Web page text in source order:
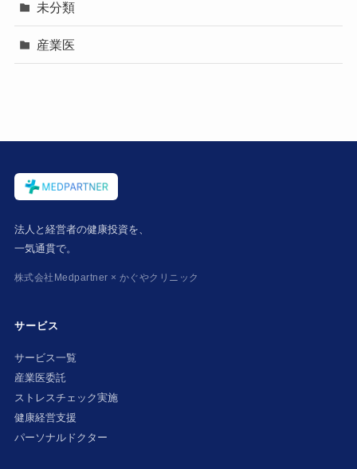
未分類
産業医
法人と経営者の健康投資を、
一気通貫で。
株式会社Medpartner × かぐやクリニック
サービス
サービス一覧
産業医委託
ストレスチェック実施
健康経営支援
パーソナルドクター